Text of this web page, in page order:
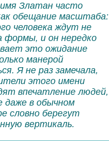
Златан часто
обещание масштаба:
человека ждут не
формы, и он нередко
это ожидание
манерой
Я не раз замечала,
этого имени
впечатление людей,
даже в обычном
словно берегут
вертикаль.